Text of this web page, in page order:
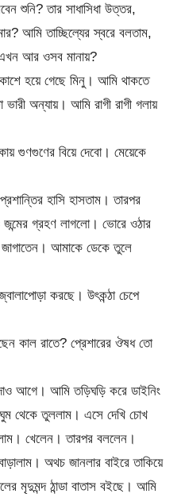
শুনি? তার সাধাসিধা উত্তর,
আমি তাচ্ছিল্যের স্বরে বলতাম,
এখন আর ওসব মানায়?
হয়ে গেছে মিনু। আমি থাকতে
অন্যায়। আমি রাগী রাগী গলায়
গুণগুণের বিয়ে দেবো। মেয়েকে
হাসি হাসতাম। তারপর
গ্রহণ লাগলো। ভোরে ওঠার
আমাকে ডেকে তুলে
করছে। উৎকন্ঠা চেপে
কাল রাতে? প্রেশারের ঔষধ তো
আগে। আমি তড়িঘড়ি করে ডাইনিং
থেকে তুললাম। এসে দেখি চোখ
খেলেন। তারপর বললেন।
অথচ জানলার বাইরে তাকিয়ে
মৃদুমন্দ ঠান্ডা বাতাস বইছে। আমি